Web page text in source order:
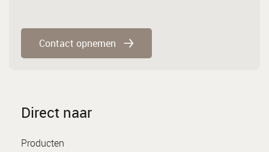
Contact opnemen
Direct naar
Producten